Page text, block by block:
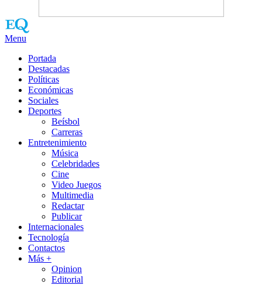
Menu
Portada
Destacadas
Políticas
Económicas
Sociales
Deportes
Beísbol
Carreras
Entretenimiento
Música
Celebridades
Cine
Video Juegos
Multimedia
Redactar
Publicar
Internacionales
Tecnología
Contactos
Más +
Opinion
Editorial